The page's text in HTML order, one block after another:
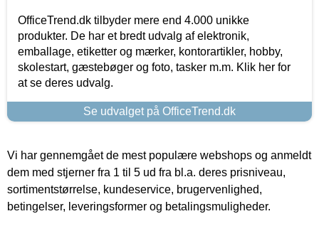
OfficeTrend.dk tilbyder mere end 4.000 unikke
produkter. De har et bredt udvalg af elektronik,
emballage, etiketter og mærker, kontorartikler, hobby,
skolestart, gæstebøger og foto, tasker m.m. Klik her for
at se deres udvalg.
Se udvalget på OfficeTrend.dk
Vi har gennemgået de mest populære webshops og anmeldt
dem med stjerner fra 1 til 5 ud fra bl.a. deres prisniveau,
sortimentstørrelse, kundeservice, brugervenlighed,
betingelser, leveringsformer og betalingsmuligheder.